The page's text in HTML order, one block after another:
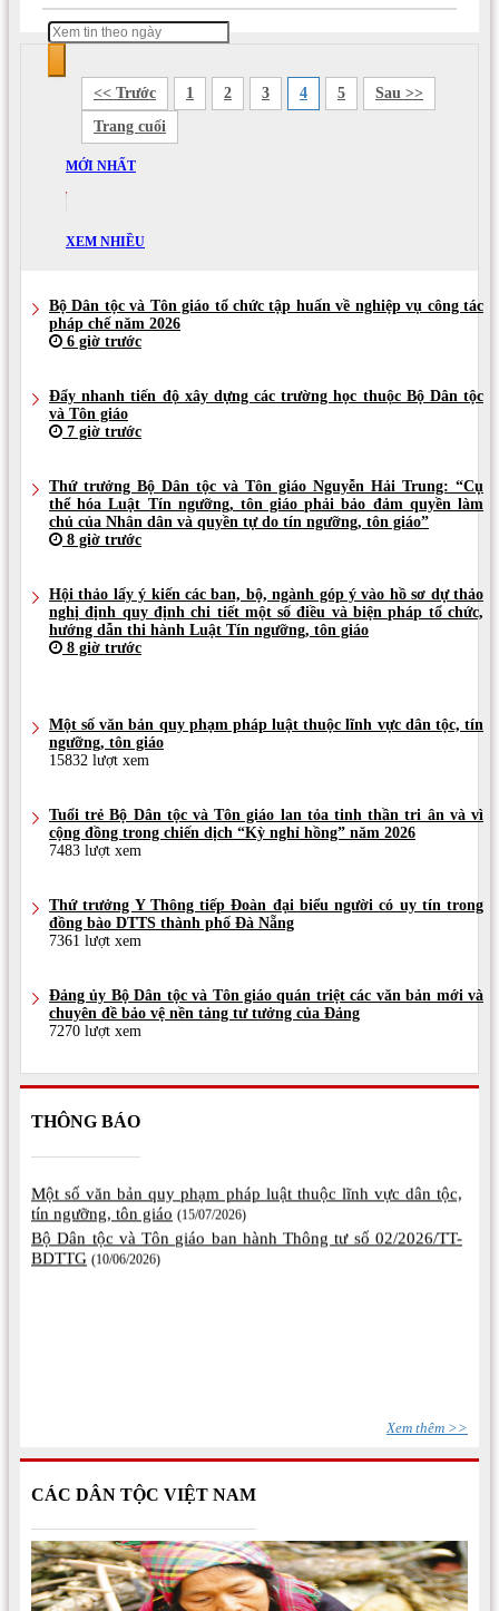
<< Trước 1 2 3 4 5
Sau >>
Trang cuối
MỚI NHẤT
XEM NHIỀU
Bộ Dân tộc và Tôn giáo tổ chức tập huấn về nghiệp vụ công tác
pháp chế năm 2026
6 giờ trước
Đẩy nhanh tiến độ xây dựng các trường học thuộc Bộ Dân tộc
và Tôn giáo
7 giờ trước
Thứ trưởng Bộ Dân tộc và Tôn giáo Nguyễn Hải Trung: “Cụ
thể hóa Luật Tín ngưỡng, tôn giáo phải bảo đảm quyền làm
chủ của Nhân dân và quyền tự do tín ngưỡng, tôn giáo”
8 giờ trước
Hội thảo lấy ý kiến các ban, bộ, ngành góp ý vào hồ sơ dự thảo
nghị định quy định chi tiết một số điều và biện pháp tổ chức,
hướng dẫn thi hành Luật Tín ngưỡng, tôn giáo
8 giờ trước
Một số văn bản quy phạm pháp luật thuộc lĩnh vực dân tộc, tín
ngưỡng, tôn giáo
15832 lượt xem
Tuổi trẻ Bộ Dân tộc và Tôn giáo lan tỏa tinh thần tri ân và vì
cộng đồng trong chiến dịch “Kỳ nghỉ hồng” năm 2026
7483 lượt xem
Thứ trưởng Y Thông tiếp Đoàn đại biểu người có uy tín trong
đồng bào DTTS thành phố Đà Nẵng
7361 lượt xem
Đảng ủy Bộ Dân tộc và Tôn giáo quán triệt các văn bản mới và
chuyên đề bảo vệ nền tảng tư tưởng của Đảng
7270 lượt xem
THÔNG BÁO
Bộ Dân tộc và Tôn giáo ban hành Thông tư số 02/2026/TT-
BDTTG (10/06/2026)
Xem thêm >>
CÁC DÂN TỘC VIỆT NAM